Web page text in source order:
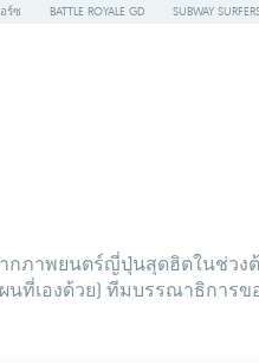
ร์ซ BATTLE ROYALE GD SUBWAY
กภาพยนตร์ญี่ปุ่นสุดฮิตในช่ว
นที่เองด้วย) ทีมบรรณาธิกา